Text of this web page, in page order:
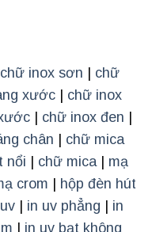
chữ inox sơn
chữ
xước
chữ inox
chữ inox đen
chân
chữ mica
nổi chữ mica| mạ
crom
hộp đèn hút
in uv phẳng
in
in uv bạt không